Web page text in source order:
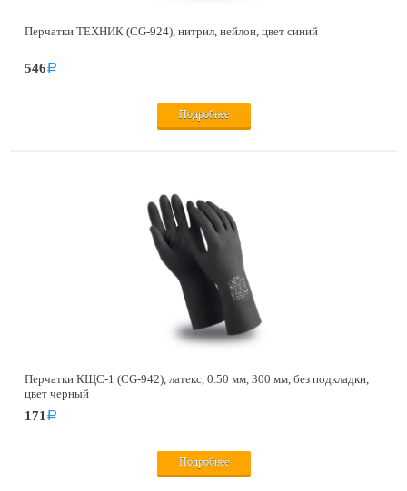
Перчатки ТЕХНИК (CG-924), нитрил, нейлон, цвет синий
546a
Подробнее
Перчатки КЩС-1 (CG-942), латекс, 0.50 мм, 300 мм, без подкладки,
цвет черный
171a
Подробнее